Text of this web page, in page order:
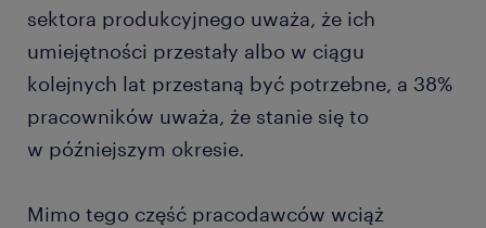
sektora produkcyjnego uważa, że ich
umiejętności przestały albo w ciągu
kolejnych lat przestaną być potrzebne, a 38%
pracowników uważa, że stanie się to
w późniejszym okresie.
Mimo tego część pracodawców wciąż